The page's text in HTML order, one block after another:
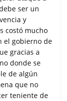
ser un
y
costó mucho
el gobierno de
gracias a
donde se
de algún
que no
teniente de